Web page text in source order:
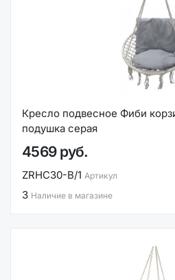
Кресло подвесное Фиби
подушка серая
4569 руб.
ZRHC30-B/1 Артикул
3 Наличие в магазине